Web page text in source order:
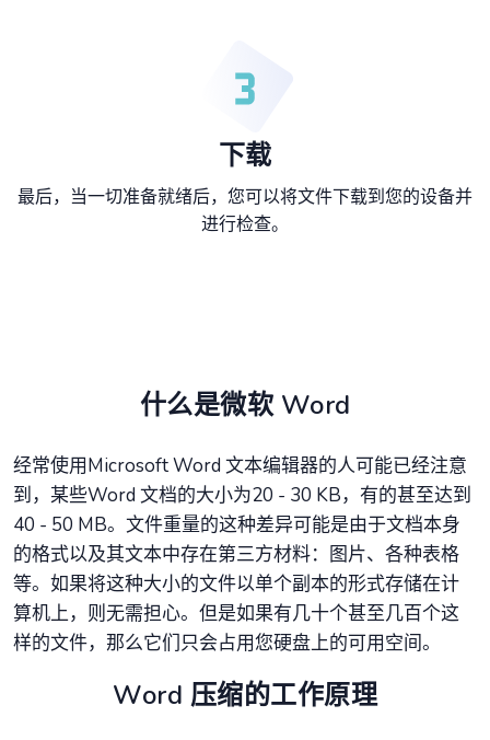
下载
最后，当一切准备就绪后，您可以将文件下载到您的设备并
进行检查。
什么是微软 Word
经常使用Microsoft Word 文本编辑器的人可能已经注意
到，某些Word 文档的大小为20 - 30 KB，有的甚至达到
40 - 50 MB。文件重量的这种差异可能是由于文档本身
的格式以及其文本中存在第三方材料：图片、各种表格
等。如果将这种大小的文件以单个副本的形式存储在计
算机上，则无需担心。但是如果有几十个甚至几百个这
样的文件，那么它们只会占用您硬盘上的可用空间。
Word 压缩的工作原理